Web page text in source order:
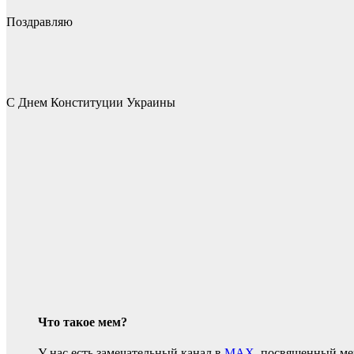
Поздравляю
С Днем Конституции Украины
Что такое мем?